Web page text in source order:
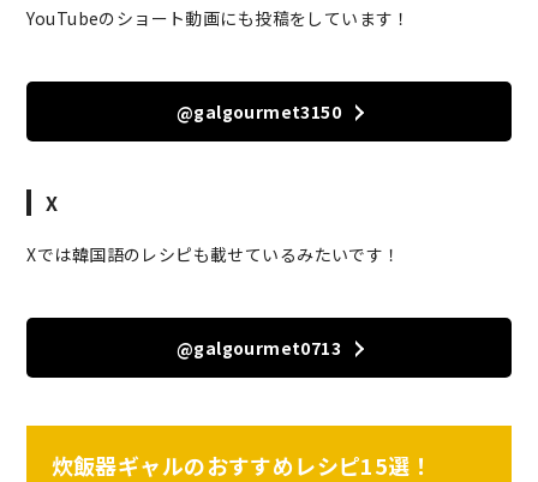
YouTubeのショート動画にも投稿をしています！
@galgourmet3150
X
Xでは韓国語のレシピも載せているみたいです！
@galgourmet0713
炊飯器ギャルのおすすめレシピ15選！